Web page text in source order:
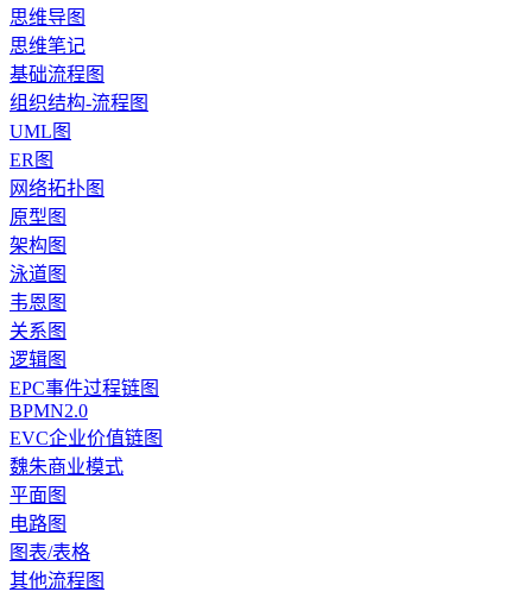
思维导图
思维笔记
基础流程图
组织结构-流程图
UML图
ER图
网络拓扑图
原型图
架构图
泳道图
韦恩图
关系图
逻辑图
EPC事件过程链图
BPMN2.0
EVC企业价值链图
魏朱商业模式
平面图
电路图
图表/表格
其他流程图